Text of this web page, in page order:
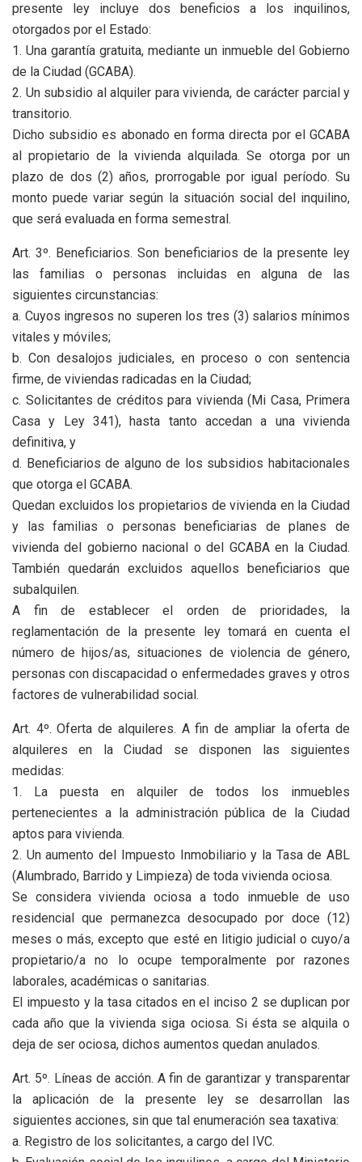
presente ley incluye dos beneficios a los inquilinos,
otorgados por el Estado:
1. Una garantía gratuita, mediante un inmueble del Gobierno
de la Ciudad (GCABA).
2. Un subsidio al alquiler para vivienda, de carácter parcial y
transitorio.
Dicho subsidio es abonado en forma directa por el GCABA
al propietario de la vivienda alquilada. Se otorga por un
plazo de dos (2) años, prorrogable por igual período. Su
monto puede variar según la situación social del inquilino,
que será evaluada en forma semestral.
Art. 3º. Beneficiarios. Son beneficiarios de la presente ley
las familias o personas incluidas en alguna de las
siguientes circunstancias:
a. Cuyos ingresos no superen los tres (3) salarios mínimos
vitales y móviles;
b. Con desalojos judiciales, en proceso o con sentencia
firme, de viviendas radicadas en la Ciudad;
c. Solicitantes de créditos para vivienda (Mi Casa, Primera
Casa y Ley 341), hasta tanto accedan a una vivienda
definitiva, y
d. Beneficiarios de alguno de los subsidios habitacionales
que otorga el GCABA.
Quedan excluidos los propietarios de vivienda en la Ciudad
y las familias o personas beneficiarias de planes de
vivienda del gobierno nacional o del GCABA en la Ciudad.
También quedarán excluidos aquellos beneficiarios que
subalquilen.
A fin de establecer el orden de prioridades, la
reglamentación de la presente ley tomará en cuenta el
número de hijos/as, situaciones de violencia de género,
personas con discapacidad o enfermedades graves y otros
factores de vulnerabilidad social.
Art. 4º. Oferta de alquileres. A fin de ampliar la oferta de
alquileres en la Ciudad se disponen las siguientes
medidas:
1. La puesta en alquiler de todos los inmuebles
pertenecientes a la administración pública de la Ciudad
aptos para vivienda.
2. Un aumento del Impuesto Inmobiliario y la Tasa de ABL
(Alumbrado, Barrido y Limpieza) de toda vivienda ociosa.
Se considera vivienda ociosa a todo inmueble de uso
residencial que permanezca desocupado por doce (12)
meses o más, excepto que esté en litigio judicial o cuyo/a
propietario/a no lo ocupe temporalmente por razones
laborales, académicas o sanitarias.
El impuesto y la tasa citados en el inciso 2 se duplican por
cada año que la vivienda siga ociosa. Si ésta se alquila o
deja de ser ociosa, dichos aumentos quedan anulados.
Art. 5º. Líneas de acción. A fin de garantizar y transparentar
la aplicación de la presente ley se desarrollan las
siguientes acciones, sin que tal enumeración sea taxativa:
a. Registro de los solicitantes, a cargo del IVC.